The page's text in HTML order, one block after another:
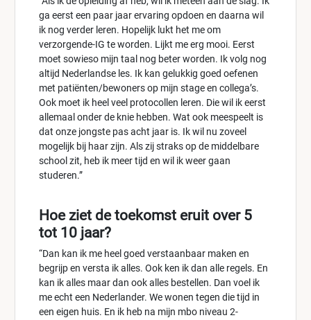
ga eerst een paar jaar ervaring opdoen en daarna wil
ik nog verder leren. Hopelijk lukt het me om
verzorgende-IG te worden. Lijkt me erg mooi. Eerst
moet sowieso mijn taal nog beter worden. Ik volg nog
altijd Nederlandse les. Ik kan gelukkig goed oefenen
met patiënten/bewoners op mijn stage en collega’s.
Ook moet ik heel veel protocollen leren. Die wil ik eerst
allemaal onder de knie hebben. Wat ook meespeelt is
dat onze jongste pas acht jaar is. Ik wil nu zoveel
mogelijk bij haar zijn. Als zij straks op de middelbare
school zit, heb ik meer tijd en wil ik weer gaan
studeren.”
Hoe ziet de toekomst eruit over 5
tot 10 jaar?
“Dan kan ik me heel goed verstaanbaar maken en
begrijp en versta ik alles. Ook ken ik dan alle regels. En
kan ik alles maar dan ook alles bestellen. Dan voel ik
me echt een Nederlander. We wonen tegen die tijd in
een eigen huis. En ik heb na mijn mbo niveau 2-